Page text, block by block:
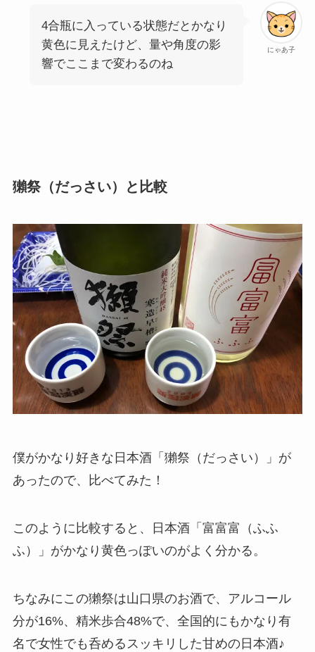
にゃあ子
4合瓶に入っている状態だとかなり
黄色に見えたけど、量や角度の影
響でここまで変わるのね
獺祭（だっさい）と比較
僕がかなり好きな日本酒「獺祭（だっさい）」が
あったので、比べてみた！
このように比較すると、日本酒「富富富（ふふ
ふ）」がかなり黄色っぽいのがよく分かる。
ちなみにこの獺祭は山口県のお酒で、アルコール
分が16%、精米歩合48%で、全国的にもかなり有
名で女性でも呑めるスッキリした甘めの日本酒♪